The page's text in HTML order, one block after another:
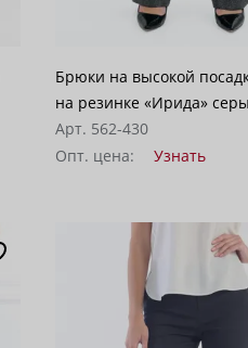
Брюки на высокой
на резинке «Ирида»
Арт. 562-430
Опт. цена:
Узнать